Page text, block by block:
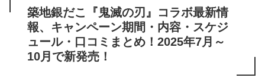
築地銀だこ『鬼滅の刃』コラボ最新情
報、キャンペーン期間・内容・スケジ
ュール・口コミまとめ！2025年7月～
10月で新発売！